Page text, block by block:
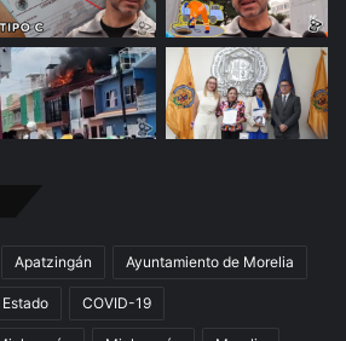
Apatzingán Ayuntamiento de Morelia
COVID-19